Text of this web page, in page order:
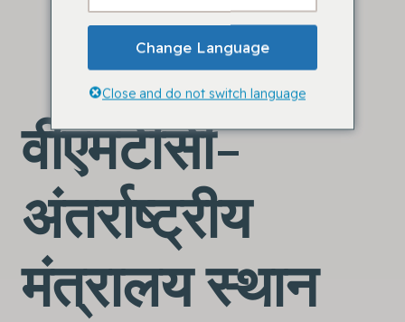
वीएमटीसी-
अंतर्राष्ट्रीय
मंत्रालय स्थान
Change Language
Close and do not switch language